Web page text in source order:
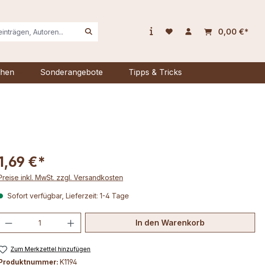
0,00 €*
Sonderangebote Tipps & Tricks
€*
inkl. MwSt. zzgl. Versandkosten
Sofort verfügbar, Lieferzeit: 1-4 Tage
Produkt Anzahl: Gib den gewünschten Wert
In den Warenkorb
Zum Merkzettel hinzufügen
K1194